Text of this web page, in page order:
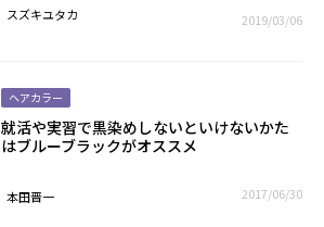
スズキユタカ 2019/03/06
ヘアカラー
就活や実習で黒染めしないといけないかた
はブルーブラックがオススメ
本田晋一 2017/06/30